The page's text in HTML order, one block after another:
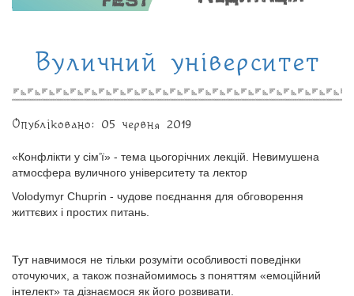
Вуличний університет
Опубліковано: 05 червня 2019
«Конфлікти у сім’ї» - тема цьогорічних лекцій. Невимушена
атмосфера вуличного університету та лектор
Volodymyr Chuprin - чудове поєднання для обговорення
життєвих і простих питань.
Тут навчимося не тільки розуміти особливості поведінки
оточуючих, а також познайомимось з поняттям «емоційний
інтелект» та дізнаємося як його розвивати.